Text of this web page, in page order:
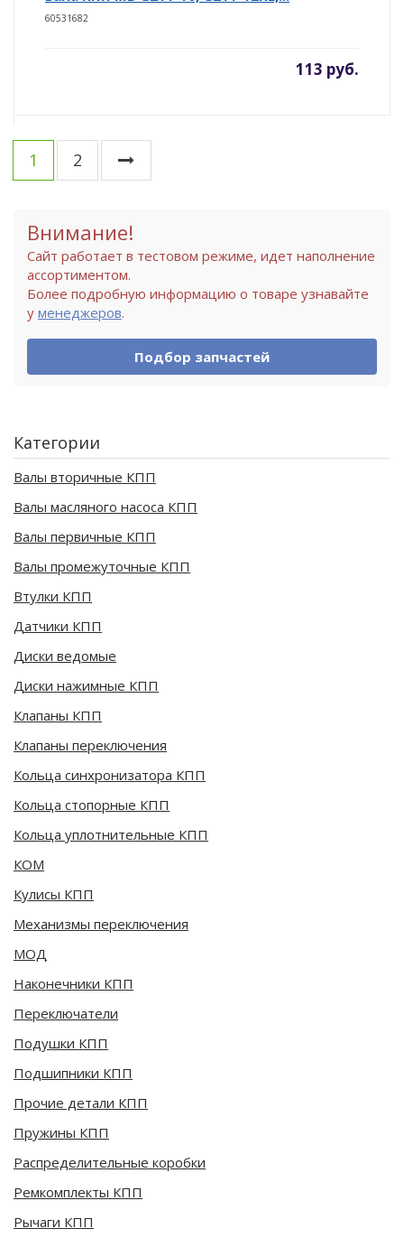
60531682
113 руб.
1 2
Внимание!
Сайт работает в тестовом режиме, идет наполнение
ассортиментом.
Более подробную информацию о товаре узнавайте
у менеджеров.
Подбор запчастей
Категории
Валы вторичные КПП
Валы масляного насоса КПП
Валы первичные КПП
Валы промежуточные КПП
Втулки КПП
Датчики КПП
Диски ведомые
Диски нажимные КПП
Клапаны КПП
Клапаны переключения
Кольца синхронизатора КПП
Кольца стопорные КПП
Кольца уплотнительные КПП
КОМ
Кулисы КПП
Механизмы переключения
МОД
Наконечники КПП
Переключатели
Подушки КПП
Подшипники КПП
Прочие детали КПП
Пружины КПП
Распределительные коробки
Ремкомплекты КПП
Рычаги КПП